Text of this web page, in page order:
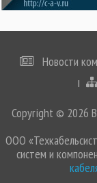
Новости
Copyright © 2026
ООО
систем и